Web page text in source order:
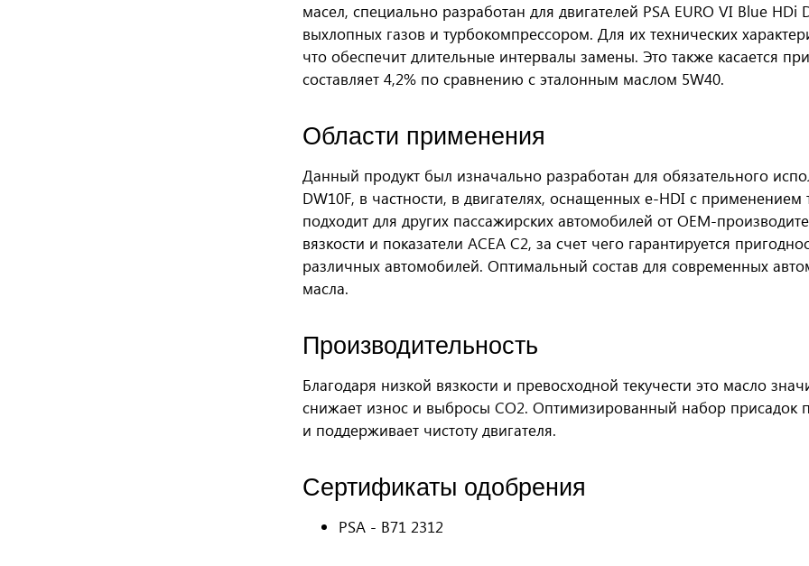
масел, специально разработан для двигателей PSA EURO VI Blue
выхлопных газов и турбокомпрессором. Для их технических
что обеспечит длительные интервалы замены. Это также касается
составляет 4,2% по сравнению с эталонным маслом 5W40.
Области применения
Данный продукт был изначально разработан для обязательного
DW10F, в частности, в двигателях, оснащенных e-HDI с
подходит для других пассажирских автомобилей от OEM-
вязкости и показатели ACEA C2, за счет чего гарантируется
различных автомобилей. Оптимальный состав для современных
масла.
Производительность
Благодаря низкой вязкости и превосходной текучести это масло
снижает износ и выбросы CO2. Оптимизированный набор присадок
и поддерживает чистоту двигателя.
Сертификаты одобрения
PSA - B71 2312